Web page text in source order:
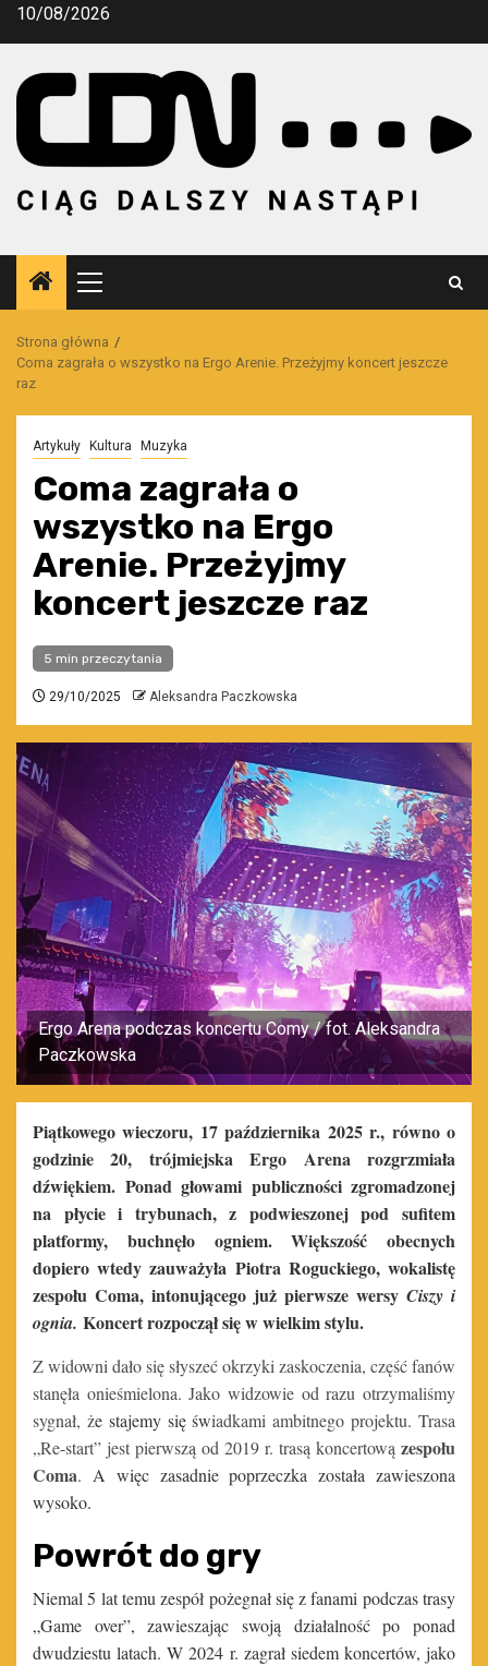
Przejdź
10/08/2026
Menu
główne
Strona główna
Coma zagrała o wszystko na Ergo Arenie. Przeżyjmy koncert jeszcze
raz
Artykuły Kultura Muzyka
Coma zagrała o
wszystko na Ergo
Arenie. Przeżyjmy
koncert jeszcze raz
5 min przeczytania
29/10/2025 Aleksandra Paczkowska
Ergo Arena podczas koncertu Comy / fot. Aleksandra
Paczkowska
Piątkowego wieczoru, 17 października 2025 r., równo o
godzinie 20, trójmiejska Ergo Arena rozgrzmiała
dźwiękiem. Ponad głowami publiczności zgromadzonej
na płycie i trybunach, z podwieszonej pod sufitem
platformy, buchnęło ogniem. Większość obecnych
dopiero wtedy zauważyła ­­­Piotra Roguckiego, wokalistę
zespołu Coma, intonującego już pierwsze wersy Ciszy i
ognia. Koncert rozpoczął się w wielkim stylu.
Z widowni dało się słyszeć okrzyki zaskoczenia, część fanów
stanęła onieśmielona. Jako widzowie od razu otrzymaliśmy
sygnał, że stajemy się świadkami ambitnego projektu. Trasa
„Re-start” jest pierwszą od 2019 r. trasą koncertową zespołu
Coma. A więc zasadnie poprzeczka została zawieszona
wysoko.
Powrót do gry
Niemal 5 lat temu zespół pożegnał się z fanami podczas trasy
„Game over”, zawieszając swoją działalność po ponad
dwudziestu latach. W 2024 r. zagrał siedem koncertów, jako